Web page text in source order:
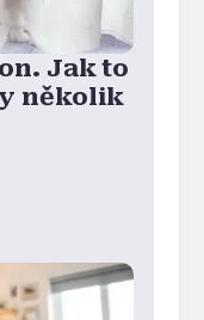
Jak to
několik